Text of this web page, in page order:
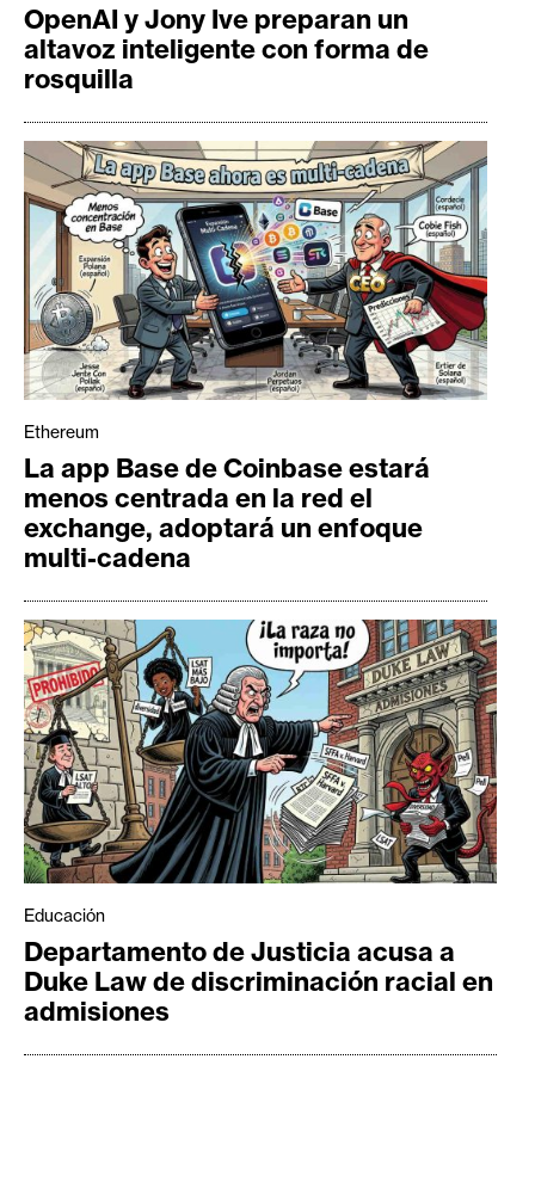
OpenAI y Jony Ive preparan un
altavoz inteligente con forma de
rosquilla
Ethereum
La app Base de Coinbase estará
menos centrada en la red el
exchange, adoptará un enfoque
multi-cadena
Educación
Departamento de Justicia acusa a
Duke Law de discriminación racial en
admisiones